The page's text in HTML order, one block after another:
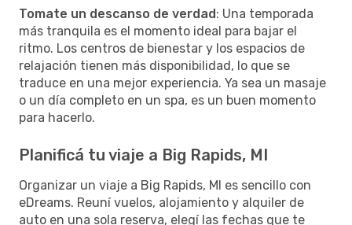
Tomate un descanso de verdad: Una temporada
más tranquila es el momento ideal para bajar el
ritmo. Los centros de bienestar y los espacios de
relajación tienen más disponibilidad, lo que se
traduce en una mejor experiencia. Ya sea un masaje
o un día completo en un spa, es un buen momento
para hacerlo.
Planificá tu viaje a Big Rapids, MI
Organizar un viaje a Big Rapids, MI es sencillo con
eDreams. Reuní vuelos, alojamiento y alquiler de
auto en una sola reserva, elegí las fechas que te